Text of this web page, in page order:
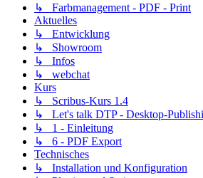
↳ Farbmanagement - PDF - Print
Aktuelles
↳ Entwicklung
↳ Showroom
↳ Infos
↳ webchat
Kurs
↳ Scribus-Kurs 1.4
↳ Let's talk DTP - Desktop-
↳ 1 - Einleitung
↳ 6 - PDF Export
Technisches
↳ Installation und Konfiguration